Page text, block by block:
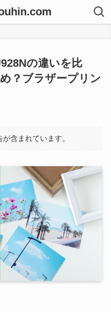
の違いを比
？ブラザープリン
含まれています。